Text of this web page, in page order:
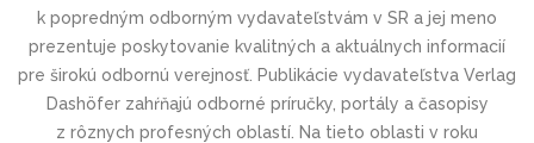
k popredným odborným vydavateľstvám v SR a jej meno
prezentuje poskytovanie kvalitných a aktuálnych informacií
pre širokú odbornú verejnosť. Publikácie vydavateľstva Verlag
Dashöfer zahŕňajú odborné príručky, portály a časopisy
z rôznych profesných oblastí. Na tieto oblasti v roku